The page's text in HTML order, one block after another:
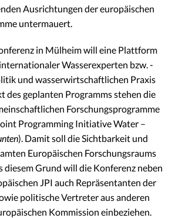
Ausrichtungen der europäischen
untermauert.
in Mülheim will eine Plattform
Wasserexperten bzw. -
und wasserwirtschaftlichen Praxis
des geplanten Programms stehen die
Forschungsprogramme
Programming Initiative Water –
). Damit soll die Sichtbarkeit und
Europäischen Forschungsraums
diesem Grund will die Konferenz neben
JPI auch Repräsentanten der
politische Vertreter aus anderen
Kommission einbeziehen.